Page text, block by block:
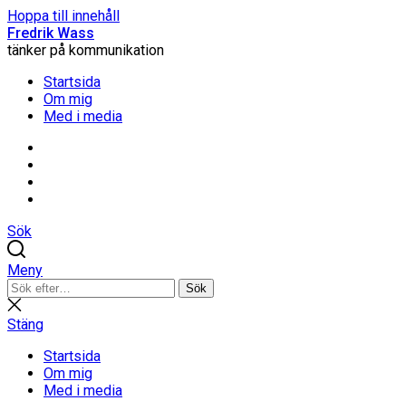
Hoppa till innehåll
Fredrik Wass
tänker på kommunikation
Startsida
Om mig
Med i media
Sök
Meny
Sök
efter:
Sök
Stäng
sökning
Stäng
Startsida
Om mig
Med i media